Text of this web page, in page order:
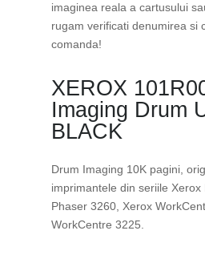
imaginea reala a cartusului
rugam verificati denumirea si
comanda!
XEROX
Imaging Drum
BLACK
Drum Imaging 10K pagini,
imprimantele din seriile
Phaser 3260, Xerox
WorkCentre 3225.